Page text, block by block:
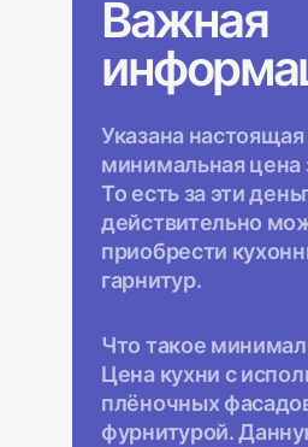
Важная
Указана настоящая
минимальная цена
То есть за эти
действительно
приобрести
гарнитур.
Что такое
Цена кухни с
плёночных
фурнитурой.